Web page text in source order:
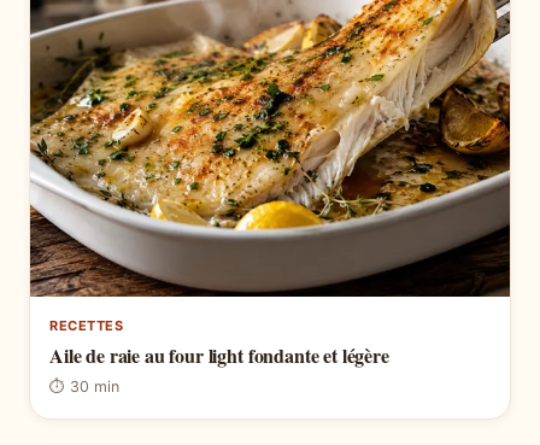
RECETTES
Aile de raie au four light fondante et légère
⏱ 30 min